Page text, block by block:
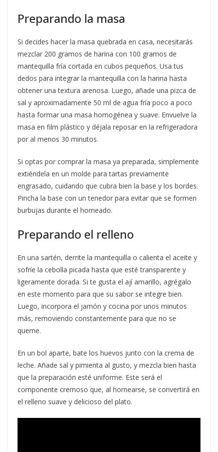
Preparando la masa
Si decides hacer la masa quebrada en casa, necesitarás
mezclar 200 gramos de harina con 100 gramos de
mantequilla fría cortada en cubos pequeños. Usa tus
dedos para integrar la mantequilla con la harina hasta
obtener una textura arenosa. Luego, añade una pizca de
sal y aproximadamente 50 ml de agua fría poco a poco
hasta formar una masa homogénea y suave. Envuelve la
masa en film plástico y déjala reposar en la refrigeradora
por al menos 30 minutos.
Si optas por comprar la masa ya preparada, simplemente
extiéndela en un molde para tartas previamente
engrasado, cuidando que cubra bien la base y los bordes.
Pincha la base con un tenedor para evitar que se formen
burbujas durante el horneado.
Preparando el relleno
En una sartén, derrite la mantequilla o calienta el aceite y
sofríe la cebolla picada hasta que esté transparente y
ligeramente dorada. Si te gusta el ají amarillo, agrégalo
en este momento para que su sabor se integre bien.
Luego, incorpora el jamón y cocina por unos minutos
más, removiendo constantemente para que no se
queme.
En un bol aparte, bate los huevos junto con la crema de
leche. Añade sal y pimienta al gusto, y mezcla bien hasta
que la preparación esté uniforme. Este será el
componente cremoso que, al hornearse, se convertirá en
el relleno suave y delicioso del plato.